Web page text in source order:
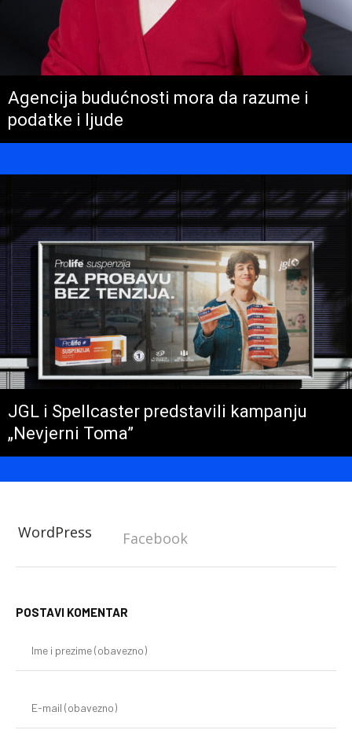
Agencija budućnosti mora da razume i
podatke i ljude
JGL i Spellcaster predstavili kampanju
„Nevjerni Toma”
WordPress Facebook
POSTAVI KOMENTAR